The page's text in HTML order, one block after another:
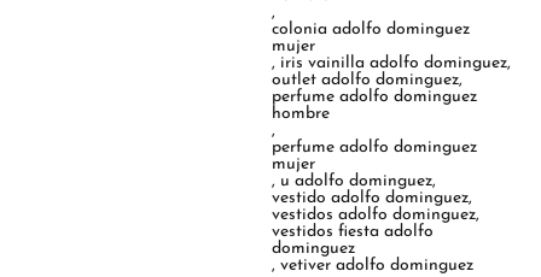
,
colonia adolfo dominguez
mujer
, iris vainilla adolfo dominguez,
outlet adolfo dominguez,
perfume adolfo dominguez
hombre
,
perfume adolfo dominguez
mujer
, u adolfo dominguez,
vestido adolfo dominguez,
vestidos adolfo dominguez,
vestidos fiesta adolfo
dominguez
, vetiver adolfo dominguez